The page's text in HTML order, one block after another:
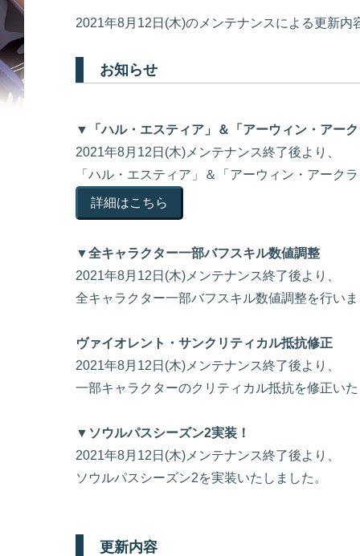
2021年8月12日(木)のメンテナンスによる更新内
お知らせ
▼「ハル・エスティア」＆「アーウィン・アー
2021年8月12日(木)メンテナンス終了後より、
「ハル・エスティア」＆「アーウィン・アーク
詳細はこちら
▼全キャラクター一部バフスキル数値調整
2021年8月12日(木)メンテナンス終了後より、
全キャラクター一部バフスキル数値調整を行い
ヴァイオレント・サンクリティカル抵抗修正
2021年8月12日(木)メンテナンス終了後より、
一部キャラクターのクリティカル抵抗を修正い
▼ソウルパスシーズン2実装！
2021年8月12日(木)メンテナンス終了後より、
ソウルパスシーズン2を実装いたしました。
更新内容